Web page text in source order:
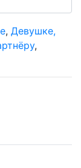
, Девушке,
,